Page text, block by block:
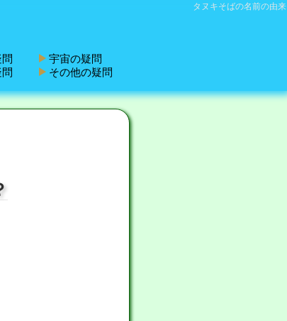
タヌキそばの名前の由来
宇宙の疑問
その他の疑問